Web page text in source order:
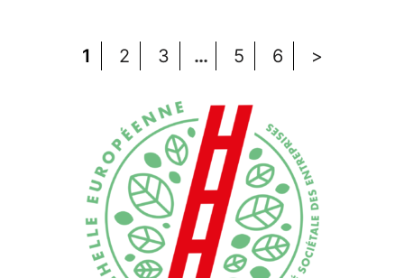
1 2 3 … 5 6 >